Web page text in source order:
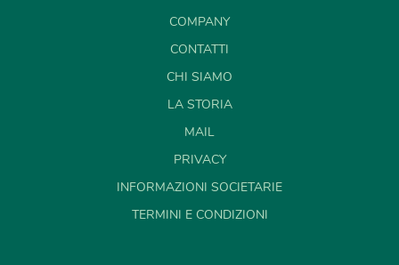
COMPANY
CONTATTI
CHI SIAMO
LA STORIA
MAIL
PRIVACY
INFORMAZIONI SOCIETARIE
TERMINI E CONDIZIONI